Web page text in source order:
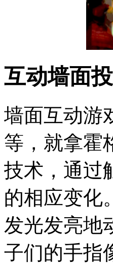
互动墙面
墙面互动游
等，就拿霍
技术，通过
的相应变化
发光发亮地
子们的手指